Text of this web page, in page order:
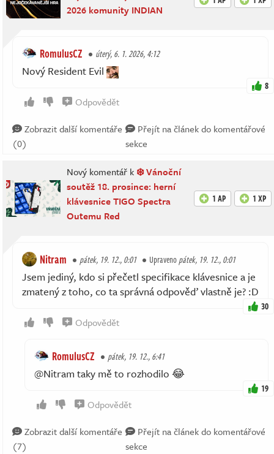
2026 komunity INDIAN
RomulusCZ úterý, 6. 1. 2026, 4:12
Nový Resident Evil
8
Odpovědět
Zobrazit další komentáře
(0)
Přejít na článek do komentářové
sekce
Nový komentář k ❄️ Vánoční
soutěž 18. prosince: herní
klávesnice TIGO Spectra
Outemu Red
1 AP 1 XP
Nitram pátek, 19. 12., 0:01 Upravenopátek, 19. 12., 0:01
Jsem jediný, kdo si přečetl specifikace klávesnice a je
zmatený z toho, co ta správná odpověď vlastně je? :D
30
Odpovědět
RomulusCZ pátek, 19. 12., 6:41
@Nitram taky mě to rozhodilo 😂
19
Odpovědět
Zobrazit další komentáře
(7)
Přejít na článek do komentářové
sekce